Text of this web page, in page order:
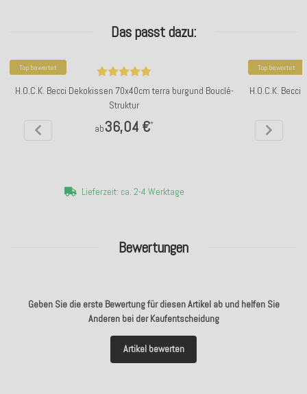
Bewertungen
Geben Sie die erste Bewertung für diesen Artikel ab und helfen Sie
Anderen bei der Kaufentscheidung
Artikel bewerten
Das passt dazu:
Top bewertet
H.O.C.K. Becci Dekokissen 70x40cm terra burgund Bouclé-
Struktur
ab36,04 €*
Lieferzeit: ca. 2-4 Werktage
Top bewertet
H.O.C.K.